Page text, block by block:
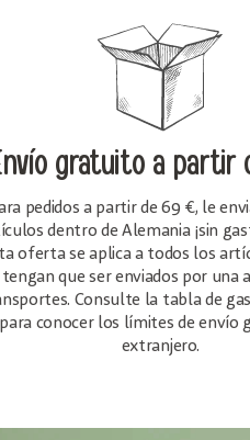
gratuitoa partir
pedidos a partir de 69 €, le
dentro de Alemania ¡sin
oferta se aplica a todos los
tengan que ser enviados por una
Consulte la tabla de
para conocer los límites de envío
extranjero.